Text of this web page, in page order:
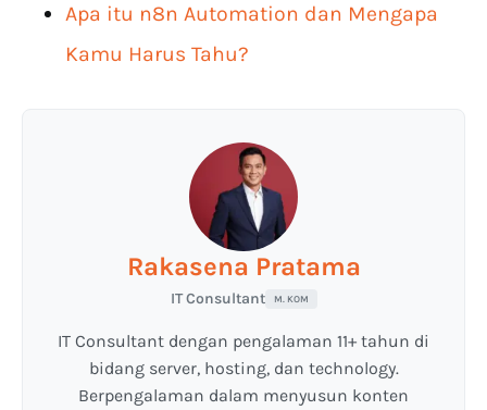
Apa itu n8n Automation dan Mengapa
Kamu Harus Tahu?
Rakasena Pratama
IT Consultant M. KOM
IT Consultant dengan pengalaman 11+ tahun di
bidang server, hosting, dan technology.
Berpengalaman dalam menyusun konten